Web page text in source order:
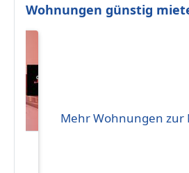
Wohnungen günstig
Mehr Wohnungen zur